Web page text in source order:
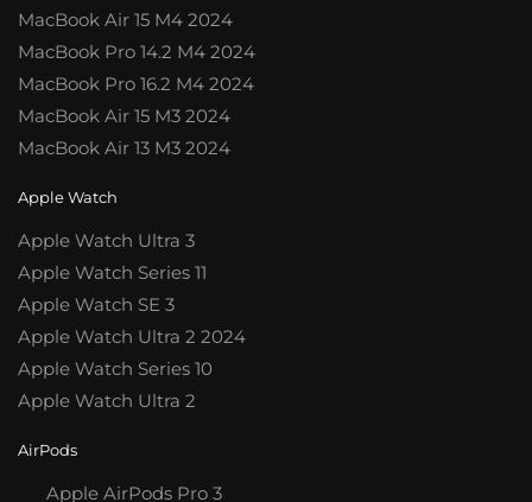
MacBook Air 15 M4 2024
MacBook Pro 14.2 M4 2024
MacBook Pro 16.2 M4 2024
MacBook Air 15 M3 2024
MacBook Air 13 M3 2024
Apple Watch
Apple Watch Ultra 3
Apple Watch Series 11
Apple Watch SE 3
Apple Watch Ultra 2 2024
Apple Watch Series 10
Apple Watch Ultra 2
AirPods
Apple AirPods Pro 3